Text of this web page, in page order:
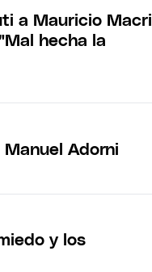
a Mauricio Macri
hecha la
Adorni
y los